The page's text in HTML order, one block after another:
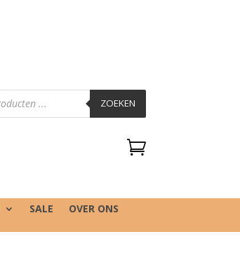
ZOEKEN

SALE OVER ONS